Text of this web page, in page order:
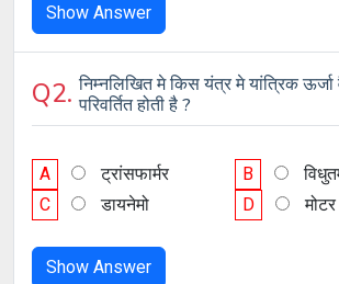
Show Answer
Q2.निम्नलिखित मे किस यंत्र मे यांत्रिक
परिवर्तित होती है ?
A ट्रांसफार्मर B
C
डायनेमो D मोटर
Show Answer